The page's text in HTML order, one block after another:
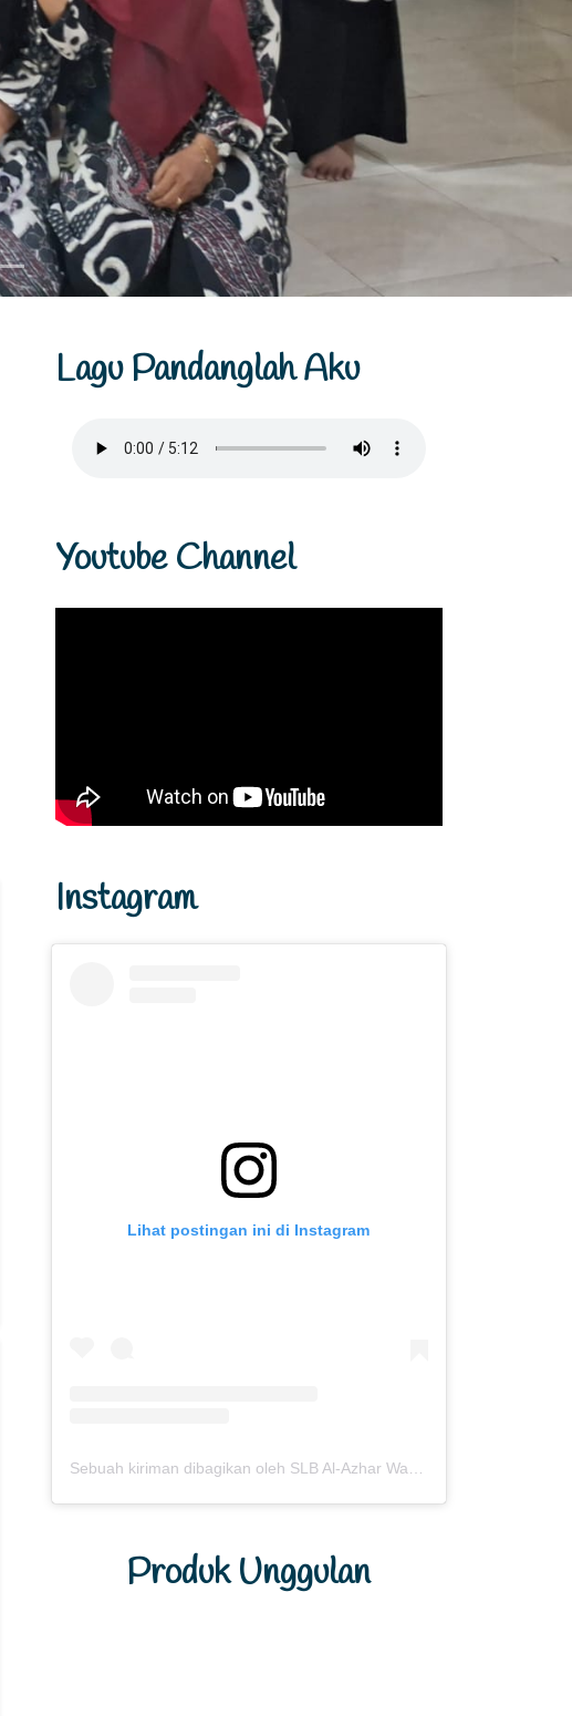
Lagu Pandanglah Aku
Youtube Channel
Instagram
Lihat postingan ini di Instagram
Sebuah kiriman dibagikan oleh SLB Al-Azhar Waru (@slbalazharwaru)
Produk Unggulan